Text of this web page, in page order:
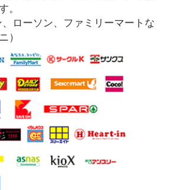
。
、ローソン、ファミリーマートな
）